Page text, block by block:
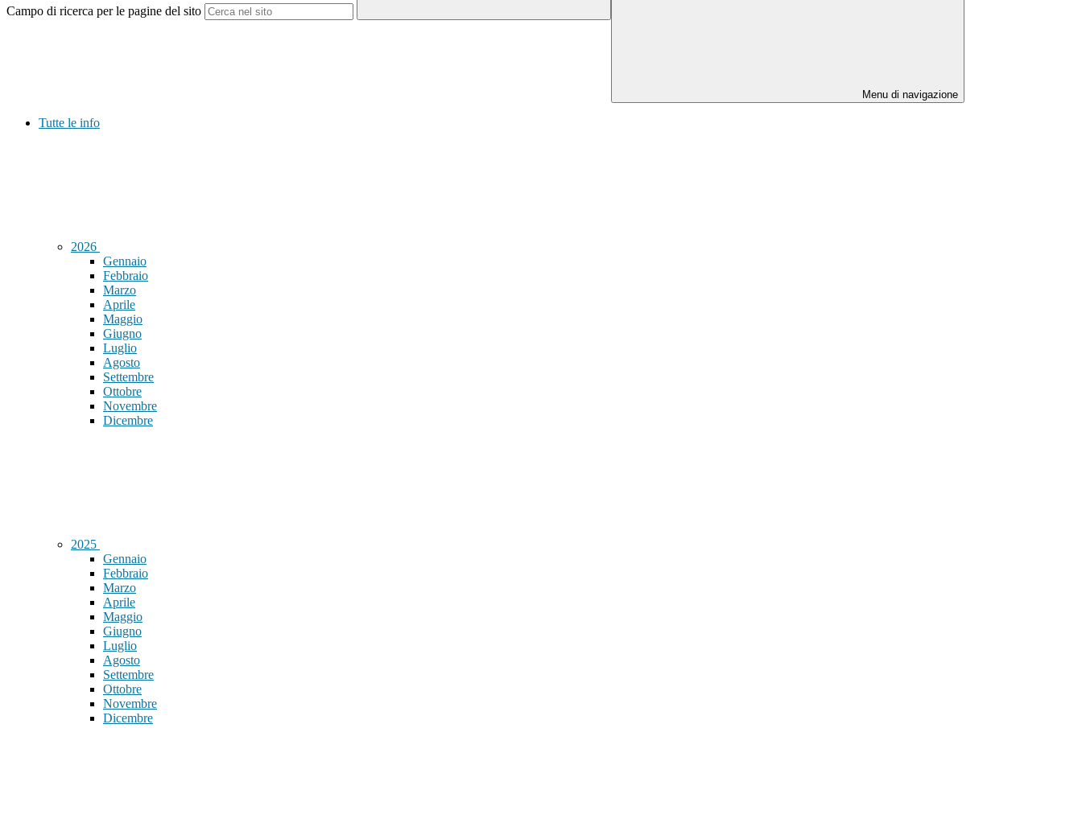
Campo di ricerca per le pagine del sito
Menu di navigazione
Tutte le info
2026
Gennaio
Febbraio
Marzo
Aprile
Maggio
Giugno
Luglio
Agosto
Settembre
Ottobre
Novembre
Dicembre
2025
Gennaio
Febbraio
Marzo
Aprile
Maggio
Giugno
Luglio
Agosto
Settembre
Ottobre
Novembre
Dicembre